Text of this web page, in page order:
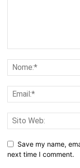
Save my name,
next time I comment.